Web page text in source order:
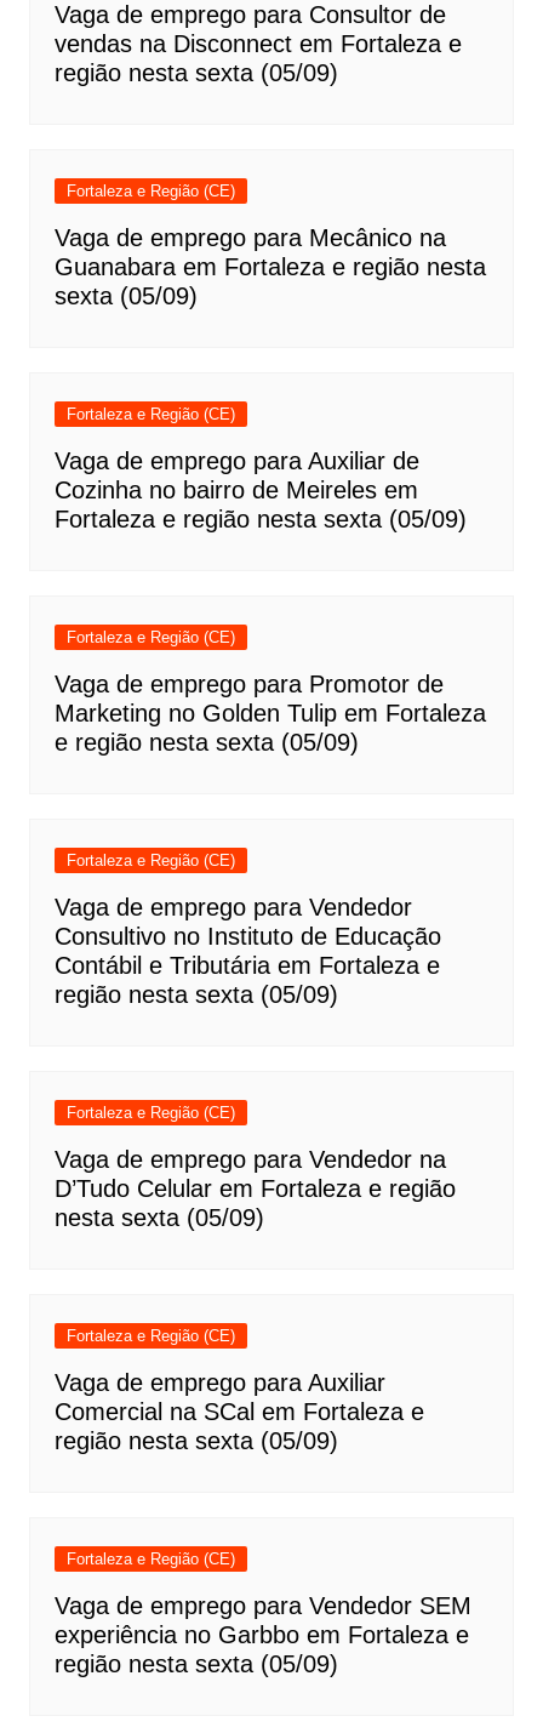
Vaga de emprego para Consultor de
vendas na Disconnect em Fortaleza e
região nesta sexta (05/09)
Fortaleza e Região (CE)
Vaga de emprego para Mecânico na
Guanabara em Fortaleza e região nesta
sexta (05/09)
Fortaleza e Região (CE)
Vaga de emprego para Auxiliar de
Cozinha no bairro de Meireles em
Fortaleza e região nesta sexta (05/09)
Fortaleza e Região (CE)
Vaga de emprego para Promotor de
Marketing no Golden Tulip em Fortaleza
e região nesta sexta (05/09)
Fortaleza e Região (CE)
Vaga de emprego para Vendedor
Consultivo no Instituto de Educação
Contábil e Tributária em Fortaleza e
região nesta sexta (05/09)
Fortaleza e Região (CE)
Vaga de emprego para Vendedor na
D’Tudo Celular em Fortaleza e região
nesta sexta (05/09)
Fortaleza e Região (CE)
Vaga de emprego para Auxiliar
Comercial na SCal em Fortaleza e
região nesta sexta (05/09)
Fortaleza e Região (CE)
Vaga de emprego para Vendedor SEM
experiência no Garbbo em Fortaleza e
região nesta sexta (05/09)